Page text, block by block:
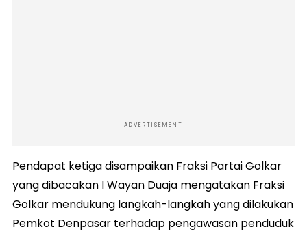
ADVERTISEMENT
Pendapat ketiga disampaikan Fraksi Partai Golkar
yang dibacakan I Wayan Duaja mengatakan Fraksi
Golkar mendukung langkah-langkah yang dilakukan
Pemkot Denpasar terhadap pengawasan penduduk